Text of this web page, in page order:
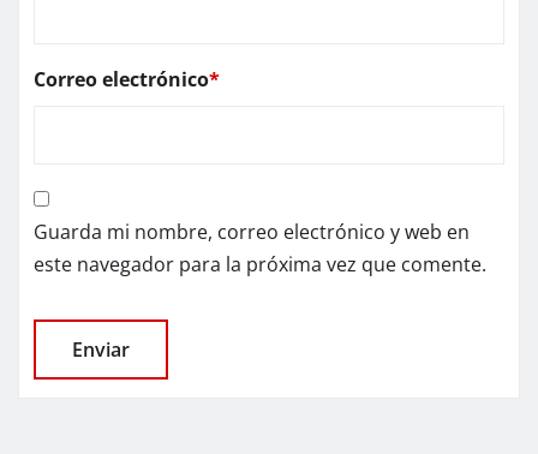
Correo electrónico*
Guarda mi nombre, correo electrónico y web en
este navegador para la próxima vez que comente.